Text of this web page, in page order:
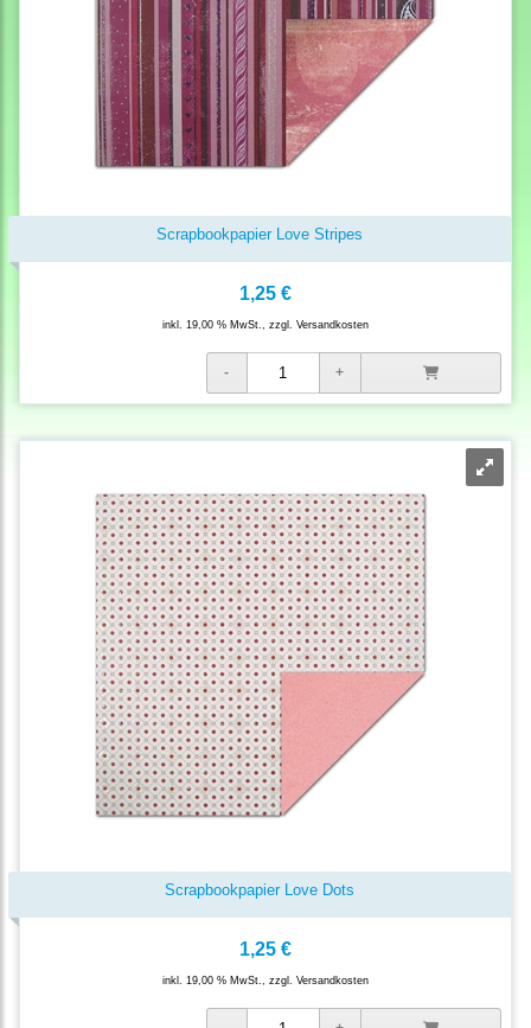
Scrapbookpapier Love Stripes
1,25 €
inkl. 19,00 % MwSt., zzgl. Versandkosten
Scrapbookpapier Love Dots
1,25 €
inkl. 19,00 % MwSt., zzgl. Versandkosten